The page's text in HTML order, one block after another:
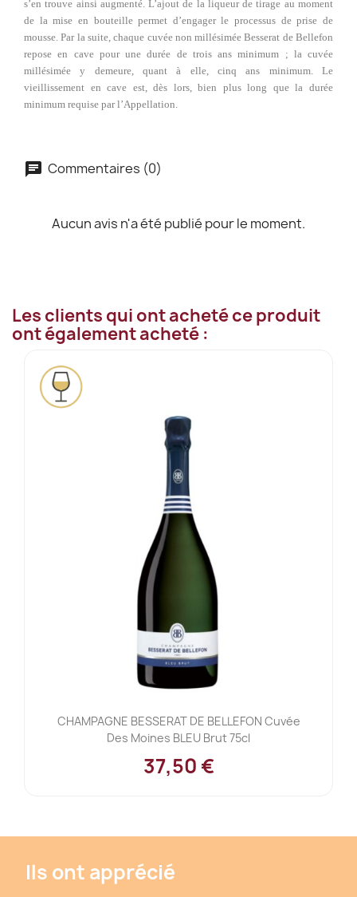
s’en trouve ainsi augmenté. L’ajout de la liqueur de tirage au moment
de la mise en bouteille permet d’engager le processus de prise de
mousse. Par la suite, chaque cuvée non millésimée Besserat de Bellefon
repose en cave pour une durée de trois ans minimum ; la cuvée
millésimée y demeure, quant à elle, cinq ans minimum. Le
vieillissement en cave est, dès lors, bien plus long que la durée
minimum requise par l’Appellation.
Commentaires (0)
Aucun avis n'a été publié pour le moment.
Les clients qui ont acheté ce produit
ont également acheté :
CHAMPAGNE BESSERAT DE BELLEFON Cuvée
Des Moines BLEU Brut 75cl
37,50 €
Ils ont apprécié